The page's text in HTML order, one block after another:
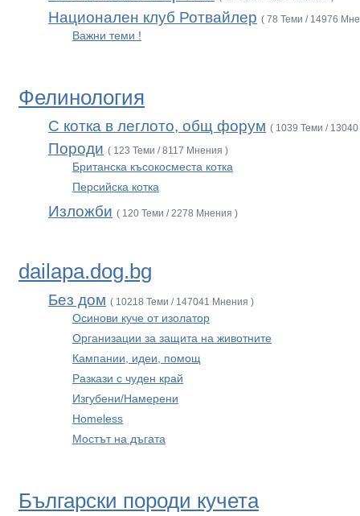
Национален клуб Ротвайлер ( 78 Теми / 14976
Важни теми !
Фелинология
С котка в леглото, общ форум ( 1039 Теми /
Породи ( 123 Теми / 8117 Мнения )
Британска късокосместа котка
Персийска котка
Изложби ( 120 Теми / 2278 Мнения )
dailapa.dog.bg
Без дом ( 10218 Теми / 147041 Мнения )
Осинови куче от изолатор
Организации за защита на животните
Кампании, идеи, помощ
Разкази с чуден край
Изгубени/Намерени
Homeless
Мостът на дъгата
Български породи кучета